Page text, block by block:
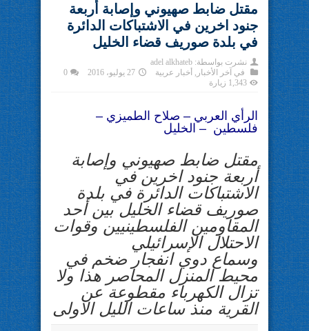
مقتل ضابط صهيوني وإصابة أربعة
جنود اخرين في الاشتباكات الدائرة
في بلدة صوريف قضاء الخليل
نشرت بواسطة: adel alkhateb
في آخر الأخبار أخبار عربية 27 يوليو، 2016
0
1,343 زيارة
الرأي العربي – صلاح الطميزي –
فلسطين – الخليل
مقتل ضابط صهيوني وإصابة
أربعة جنود اخرين في
الاشتباكات الدائرة في بلدة
صوريف قضاء الخليل بين أحد
المقاومين الفلسطينيين وقوات
الاحتلال الإسرائيلي
وسماع دوي انفجار ضخم في
محيط المنزل المحاصر هذا ولا
تزال الكهرباء مقطوعة عن
القرية منذ ساعات الليل الاولى